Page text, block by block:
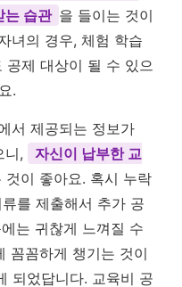
는 습관 을 들이는 것이
녀의 경우, 체험 학습
공제 대상이 될 수 있으
.
서 제공되는 정보가
니,
자신이 납부한 교
것이 좋아요. 혹시 누락
를 제출해서 추가 공
는 귀찮게 느껴질 수
꼼꼼하게 챙기는 것이
되었답니다. 교육비 공